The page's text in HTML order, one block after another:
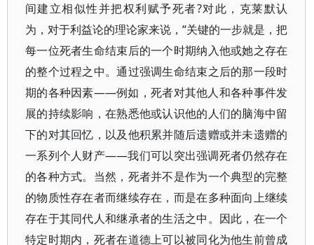
间建立相似性并把权利赋予死者?对此，克莱默认
为，对于利益论的理论家来说，“关键的一步就是，把
每一位死者生命结束后的一个时期纳入他或她之存在
的整个过程之中。通过强调生命结束之后的那一段时
期的各种因素——例如，死者对其他人和各种事件发
展的持续影响，在熟悉他或认识他的人们的脑海中留
下的对其回忆，以及他积累并随后遗赠或并未遗赠的
一系列个人财产——我们可以突出强调死者仍然存在
的各种方式。当然，死者并不是作为一个典型的完整
的物质性存在者而继续存在，而是在多种面向上继续
存在于其同代人和继承者的生活之中。因此，在一个
特定时期内，死者在道德上可以被同化为他生前曾成